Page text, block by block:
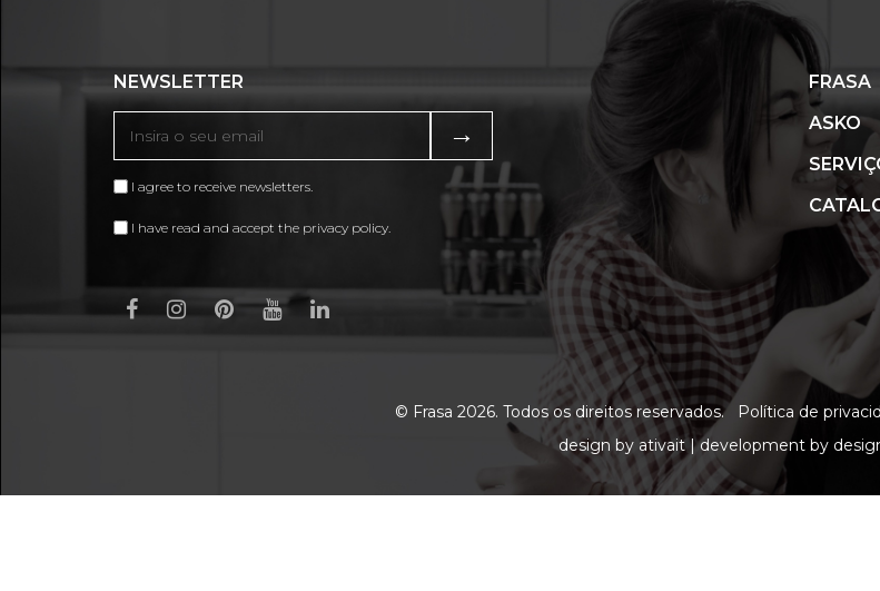
NEWSLETTER
→
I agree to receive newsletters.
I have read and accept the privacy policy.
FRASA
ASKO
© Frasa 2026. Todos os direitos reservados. Política de
design by ativait| development by